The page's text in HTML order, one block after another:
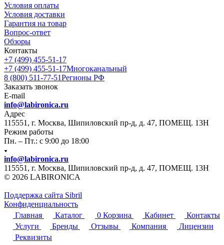
Условия оплаты
Условия доставки
Гарантия на товар
Вопрос-ответ
Обзоры
Контакты
+7 (499) 455-51-17
+7 (499) 455-51-17Многоканальный
8 (800) 511-77-51Регионы РФ
Заказать звонок
E-mail
info@labironica.ru
Адрес
115551, г. Москва, Шипиловский пр-д, д. 47, ПОМЕЩ. 13Н
Режим работы
Пн. – Пт.: с 9:00 до 18:00
info@labironica.ru
115551, г. Москва, Шипиловский пр-д, д. 47, ПОМЕЩ. 13Н
© 2026 LABIRONICA
Поддержка сайта Sibril
Конфиденциальность
Главная
Каталог 0 Корзина Кабинет
Контакты
Услуги
Бренды Отзывы Компания
Лицензии
Реквизиты